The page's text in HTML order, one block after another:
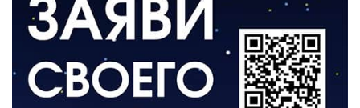
ВЛАСТЬ
«Второй старт» для ветеранов СВО
РАЗЪЯСНЯЕМ